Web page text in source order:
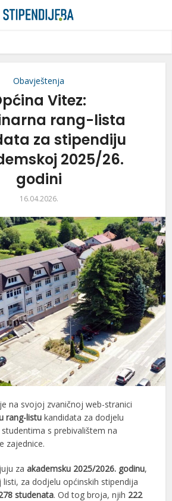
Obavještenja
Vitez:
rang-lista
za stipendiju
2025/26.
godini
16.04.2026.
na svojoj zvaničnoj web-stranici
rang-listu kandidata za dodjelu
s prebivalištem na
zajednice.
zaakademsku 2025/2026. godinu,
za dodjelu općinskih stipendija
studenata. Od tog broja, njih 222